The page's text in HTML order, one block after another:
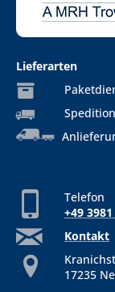
Lieferarten
Spedition
Telefon
+49
Kontakt
17235